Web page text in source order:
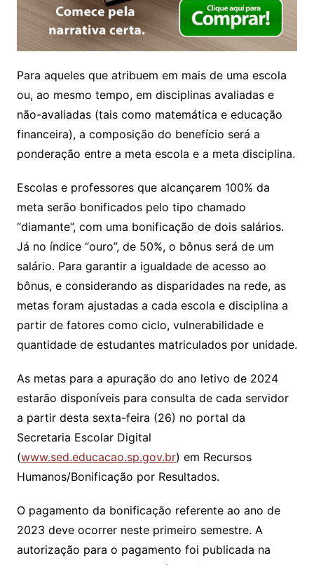
Para aqueles que atribuem em mais de uma escola
ou, ao mesmo tempo, em disciplinas avaliadas e
não-avaliadas (tais como matemática e educação
financeira), a composição do benefício será a
ponderação entre a meta escola e a meta disciplina.
Escolas e professores que alcançarem 100% da
meta serão bonificados pelo tipo chamado
“diamante”, com uma bonificação de dois salários.
Já no índice “ouro”, de 50%, o bônus será de um
salário. Para garantir a igualdade de acesso ao
bônus, e considerando as disparidades na rede, as
metas foram ajustadas a cada escola e disciplina a
partir de fatores como ciclo, vulnerabilidade e
quantidade de estudantes matriculados por unidade.
As metas para a apuração do ano letivo de 2024
estarão disponíveis para consulta de cada servidor
a partir desta sexta-feira (26) no portal da
Secretaria Escolar Digital
(www.sed.educacao.sp.gov.br) em Recursos
Humanos/Bonificação por Resultados.
O pagamento da bonificação referente ao ano de
2023 deve ocorrer neste primeiro semestre. A
autorização para o pagamento foi publicada na